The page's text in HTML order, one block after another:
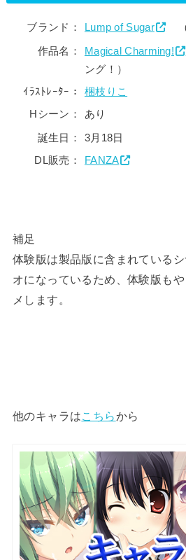
ブランド： Lump of Sugar （
作品名： Magical Charming!
ング！）
ｲﾗｽﾄﾚｰﾀｰ：
梱枝りこ
Hシーン：
あり
誕生日：
3月18日
DL販売：
FANZA
補足
体験版は製品版に含まれている
オになっているため、体験版も
メします。
他のキャラはこちらから